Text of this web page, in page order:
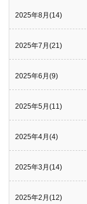
2025年8月(14)
2025年7月(21)
2025年6月(9)
2025年5月(11)
2025年4月(4)
2025年3月(14)
2025年2月(12)